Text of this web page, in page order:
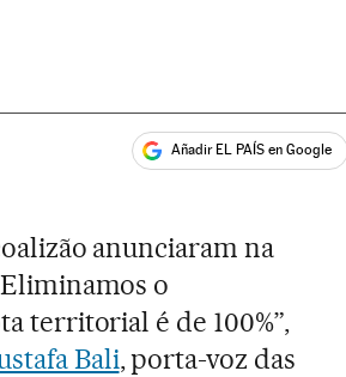
Añadir EL PAÍS en Google
anunciaram na
o
territorial é de 100%”,
Bali, porta-voz das